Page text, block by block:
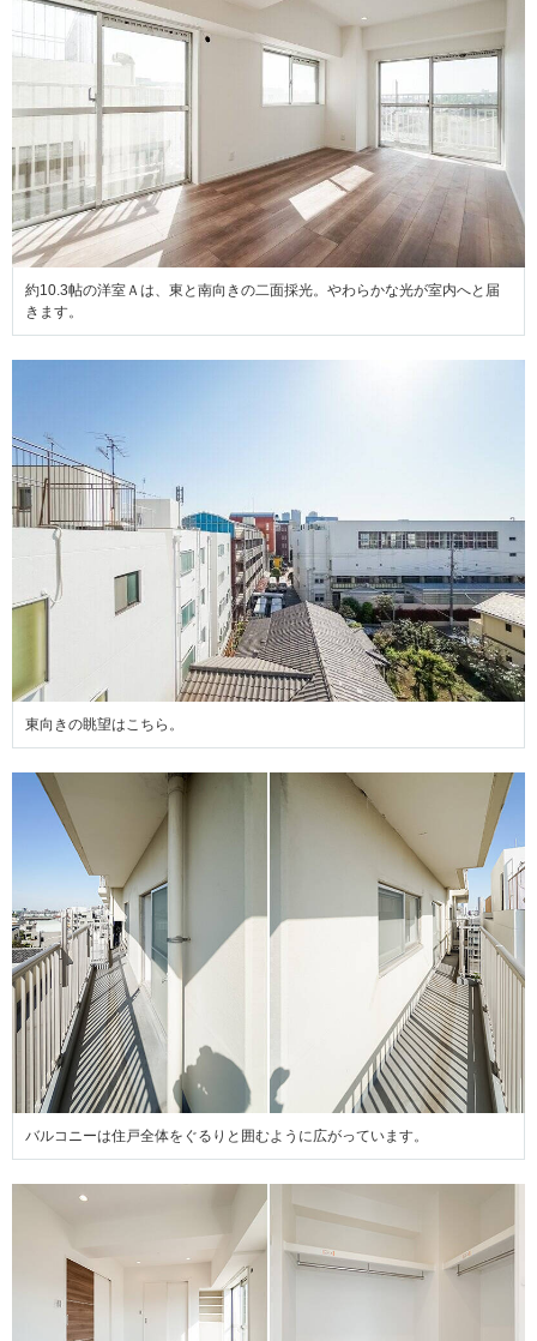
約10.3帖の洋室Ａは、東と南向きの二面採光。やわらかな光が室内へと届
きます。
東向きの眺望はこちら。
バルコニーは住戸全体をぐるりと囲むように広がっています。